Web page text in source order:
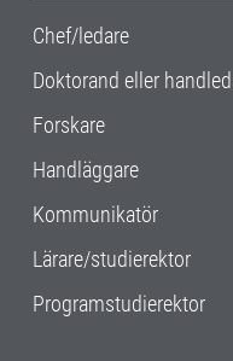
Chef/ledare
Doktorand eller
Forskare
Handläggare
Kommunikatör
Lärare/studierektor
Programstudierektor